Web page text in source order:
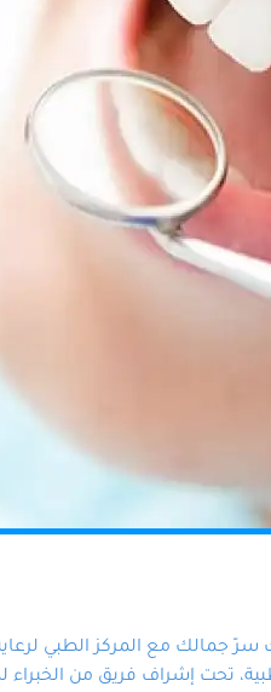
سرّ جمالك مع المركز الطبي
تحت إشراف فريق من الخبراء